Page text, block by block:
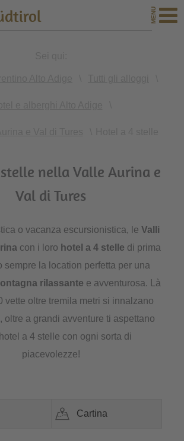
nella Valle Aurina e
Val di Tures
o vacanza escursionistica, le Valli
con i loro hotel a 4 stelle di prima
sempre la location perfetta per una
rilassante e avventurosa. Là
vette oltre tremila metri si innalzano
oltre a grandi avventure ti aspettano
a 4 stelle con ogni sorta di
piacevolezze!
Cartina